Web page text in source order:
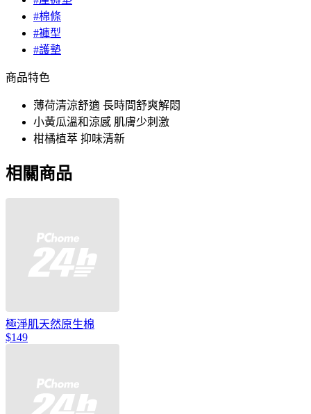
#棉條
#褲型
#護墊
商品特色
薄荷清涼舒適 長時間舒爽解悶
小黃瓜溫和涼感 肌膚少刺激
柑橘植萃 抑味清新
相關商品
極淨肌天然原生棉
$149